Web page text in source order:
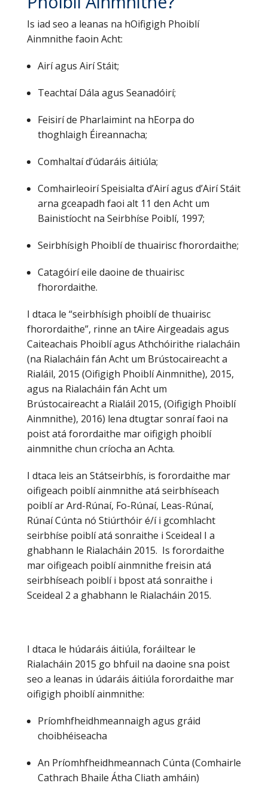
Is iad seo a leanas na hOifigigh Phoiblí
Ainmnithe faoin Acht:
Airí agus Airí Stáit;
Teachtaí Dála agus Seanadóirí;
Feisirí de Pharlaimint na hEorpa do
thoghlaigh Éireannacha;
Comhaltaí d’údaráis áitiúla;
Comhairleoirí Speisialta d’Airí agus d’Airí Stáit
arna gceapadh faoi alt 11 den Acht um
Bainistíocht na Seirbhíse Poiblí, 1997;
Seirbhísigh Phoiblí de thuairisc fhorordaithe;
Catagóirí eile daoine de thuairisc
fhorordaithe.
I dtaca le “seirbhísigh phoiblí de thuairisc
fhorordaithe”, rinne an tAire Airgeadais agus
Caiteachais Phoiblí agus Athchóirithe rialacháin
(na Rialacháin fán Acht um Brústocaireacht a
Rialáil, 2015 (Oifigigh Phoiblí Ainmnithe), 2015,
agus na Rialacháin fán Acht um
Brústocaireacht a Rialáil 2015, (Oifigigh Phoiblí
Ainmnithe), 2016) lena dtugtar sonraí faoi na
poist atá forordaithe mar oifigigh phoiblí
ainmnithe chun críocha an Achta.
I dtaca leis an Státseirbhís, is forordaithe mar
oifigeach poiblí ainmnithe atá seirbhíseach
poiblí ar Ard-Rúnaí, Fo-Rúnaí, Leas-Rúnaí,
Rúnaí Cúnta nó Stiúrthóir é/í i gcomhlacht
seirbhíse poiblí atá sonraithe i Sceideal I a
ghabhann le Rialacháin 2015. Is forordaithe
mar oifigeach poiblí ainmnithe freisin atá
seirbhíseach poiblí i bpost atá sonraithe i
Sceideal 2 a ghabhann le Rialacháin 2015.
I dtaca le húdaráis áitiúla, foráiltear le
Rialacháin 2015 go bhfuil na daoine sna poist
seo a leanas in údaráis áitiúla forordaithe mar
oifigigh phoiblí ainmnithe:
Príomhfheidhmeannaigh agus gráid
choibhéiseacha
An Príomhfheidhmeannach Cúnta (Comhairle
Cathrach Bhaile Átha Cliath amháin)